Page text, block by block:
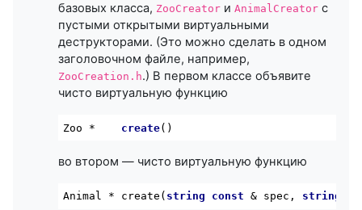
базовых класса, ZooCreator и AnimalCreator с
пустыми открытыми виртуальными
деструкторами. (Это можно сделать в одном
заголовочном файле, например,
ZooCreation.h.) В первом классе объявите
чисто виртуальную функцию
Zoo * create()
во втором — чисто виртуальную функцию
Animal * create( string const & spec, string